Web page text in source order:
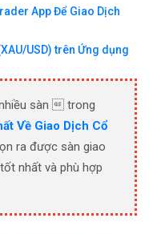
App Để Giao Dịch
USD) trên Ứng dụng
sàn  trong
Về Giao Dịch Cổ
ra được sàn giao
nhất và phù hợp